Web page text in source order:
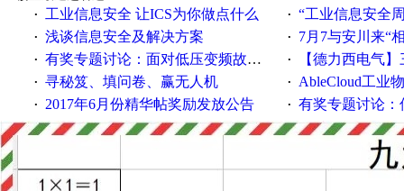
·
工业信息安全 让ICS为你做点什么 · “工业信息安全周之我见”
· 浅谈信息安全及解决方案 · 7月7与安川来“
· 有奖专题讨论：面对低压变频故障，老手是这样解决的！ · 【德力西电气】三
· 寻秘笈、填问卷、赢无人机 · AbleCloud工业物联
· 2017年6月份精华帖奖励发放公告 · 有奖专题讨论：伺服选择